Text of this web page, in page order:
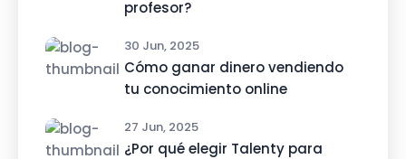
profesor?
30 Jun, 2025
Cómo ganar dinero vendiendo
tu conocimiento online
27 Jun, 2025
¿Por qué elegir Talenty para